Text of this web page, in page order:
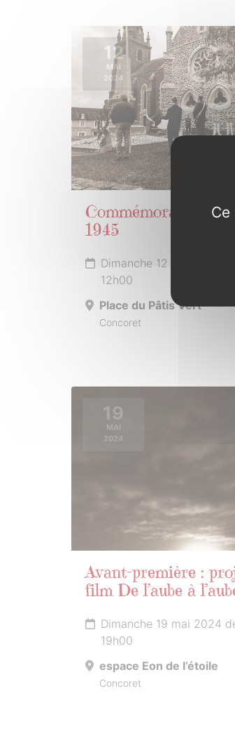
12
MAI
2024
Commémoration du
1945
Dimanche 12 mai 2024
12h00
Place du Pâtis Vert
Concoret
19
MAI
2024
Avant-première :
film De l’aube à
Dimanche 19 mai 2024
19h00
espace Eon de l’étoile
Concoret
Ce